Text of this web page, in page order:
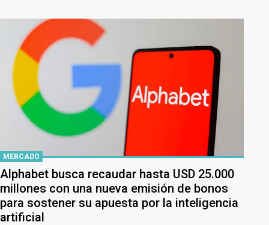
MERCADO
Alphabet busca recaudar hasta USD 25.000
millones con una nueva emisión de bonos
para sostener su apuesta por la inteligencia
artificial